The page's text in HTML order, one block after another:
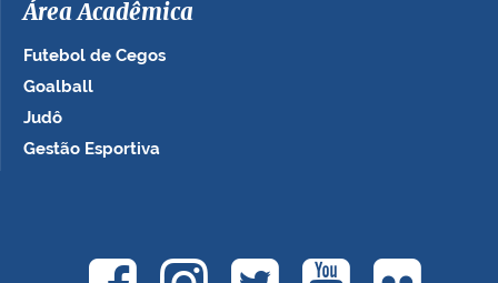
Área Acadêmica
Futebol de Cegos
Goalball
Judô
Gestão Esportiva